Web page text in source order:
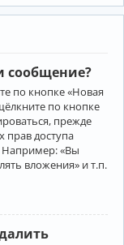
сообщение?
по кнопке «Новая
по кнопке
прежде
доступа
Например: «Вы
вложения» и т.п.